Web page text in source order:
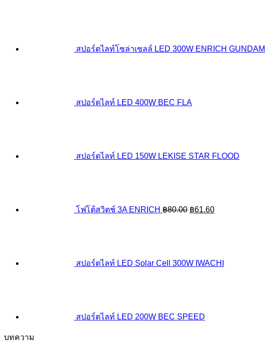
สปอร์ตไลท์โซล่าเซลล์ LED 300W ENRICH GUNDAM
สปอร์ตไลท์ LED 400W BEC FLA
สปอร์ตไลท์ LED 150W LEKISE STAR FLOOD
โฟโต้สวิตช์ 3A ENRICH ฿80.00 ฿61.60
สปอร์ตไลท์ LED Solar Cell 300W IWACHI
สปอร์ตไลท์ LED 200W BEC SPEED
บทความ